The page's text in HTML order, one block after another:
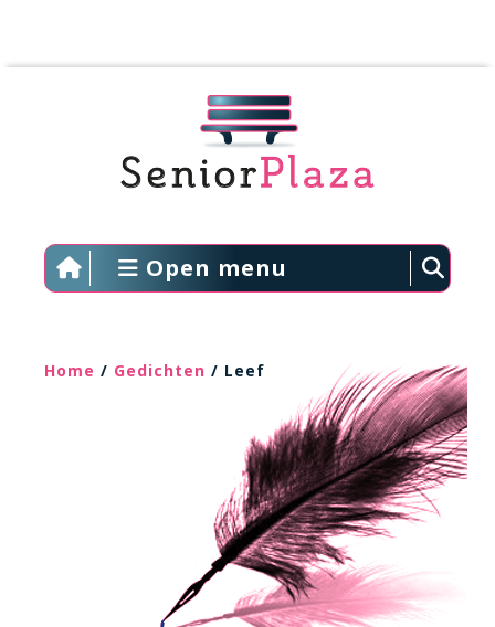
Open menu
Home / Gedichten / Leef